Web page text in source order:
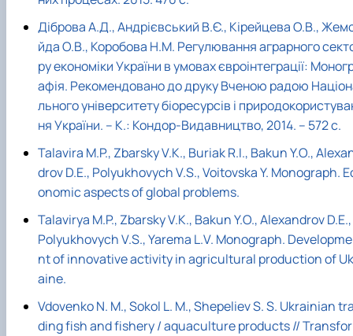
Діброва А.Д., Андрієвський В.Є., Кірейцева О.В.,
йда О.В., Коробова Н.М. Регулювання аграрного
ру економіки України в умовах євроінтеграції:
афія. Рекомендовано до друку Вченою радою
льного університету біоресурсів і
ня України. – К.: Кондор-Видавництво, 2014. – 572 с.
Talavira M.P., Zbarsky V.K., Buriak R.I., Bakun Y.O.,
drov D.E., Polyukhovych V.S., Voitovska Y. Monograph.
onomic aspects of global problems.
Talavirya M.P., Zbarsky V.K., Bakun Y.O., Alexandrov D.E.,
Polyukhovych V.S., Yarema L.V. Monograph. Developme
nt of innovative activity in agricultural production of
aine.
Vdovenko N. M., Sokol L. M., Shepeliev S. S. Ukrainian
ding fish and fishery / aquaculture products // Transfor